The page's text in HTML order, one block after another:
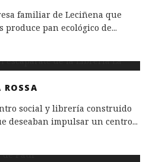
familiar de Leciñena que
produce pan ecológico de...
ROSSA
social y librería construido
deseaban impulsar un centro...